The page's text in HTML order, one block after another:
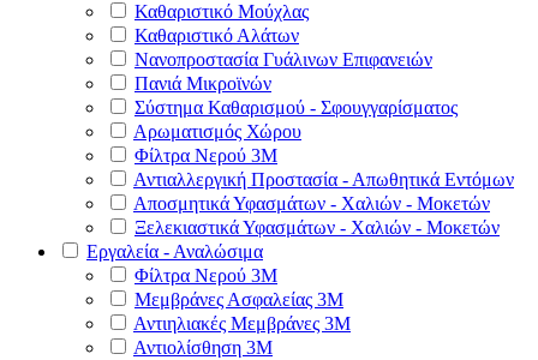
Καθαριστικό Μούχλας
Καθαριστικό Αλάτων
Νανοπροστασία Γυάλινων Επιφανειών
Πανιά Μικροϊνών
Σύστημα Καθαρισμού - Σφουγγαρίσματος
Αρωματισμός Χώρου
Φίλτρα Νερού 3Μ
Αντιαλλεργική Προστασία - Απωθητικά Εντόμων
Αποσμητικά Υφασμάτων - Χαλιών - Μοκετών
Ξελεκιαστικά Υφασμάτων - Χαλιών - Μοκετών
Εργαλεία - Αναλώσιμα
Φίλτρα Νερού 3Μ
Μεμβράνες Ασφαλείας 3Μ
Αντιηλιακές Μεμβράνες 3Μ
Αντιολίσθηση 3Μ